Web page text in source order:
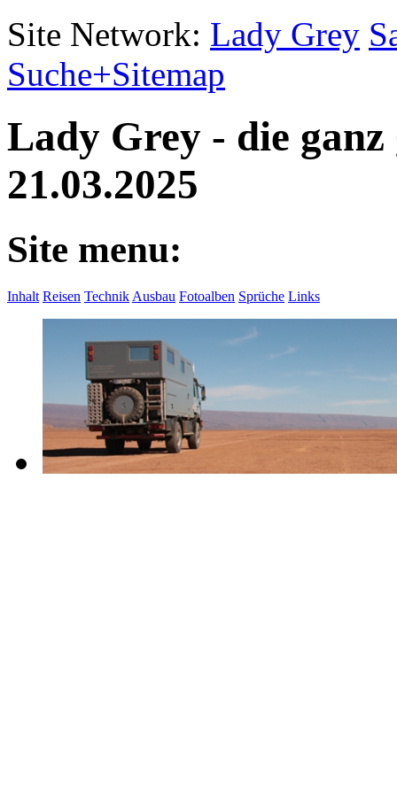
Site Network: Lady Grey
Suche+Sitemap
Lady Grey - die
21.03.2025
Site menu:
Inhalt Reisen Technik Ausbau Fotoalben Sprüche Links